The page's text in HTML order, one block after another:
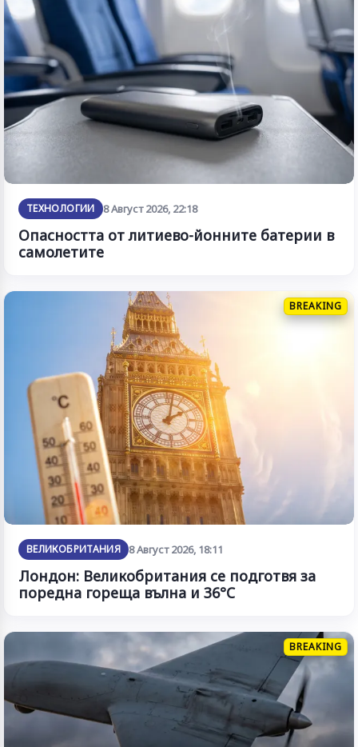
ТЕХНОЛОГИИ 8 Август 2026, 22:18
Опасността от литиево-йонните батерии в
самолетите
BREAKING
ВЕЛИКОБРИТАНИЯ 8 Август 2026, 18:11
Лондон: Великобритания се подготвя за
поредна гореща вълна и 36°C
BREAKING